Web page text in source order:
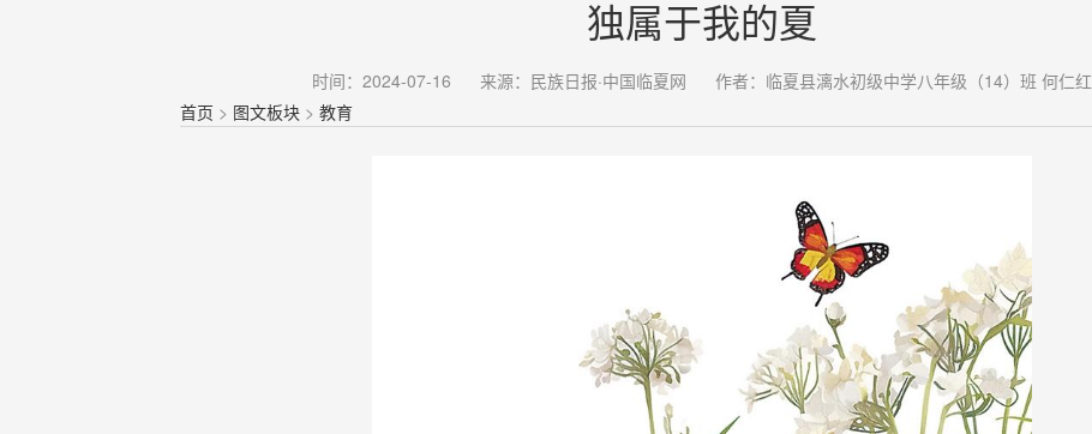
独属于我的夏
时间：2024-07-16 来源：民族日报·中国临夏网
作者：临夏县漓水初级中学八年级（14）班 何仁红
首页 > 图文板块 > 教育